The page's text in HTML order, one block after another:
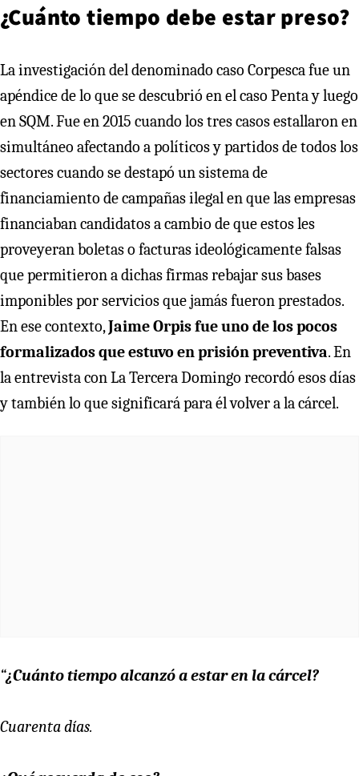
¿Cuánto tiempo debe estar preso?
La investigación del denominado caso Corpesca fue un
apéndice de lo que se descubrió en el caso Penta y luego
en SQM. Fue en 2015 cuando los tres casos estallaron en
simultáneo afectando a políticos y partidos de todos los
sectores cuando se destapó un sistema de
financiamiento de campañas ilegal en que las empresas
financiaban candidatos a cambio de que estos les
proveyeran boletas o facturas ideológicamente falsas
que permitieron a dichas firmas rebajar sus bases
imponibles por servicios que jamás fueron prestados.
En ese contexto,Jaime Orpis fue uno de los pocos
formalizados que estuvo en prisión preventiva. En
la entrevista con La Tercera Domingo recordó esos días
y también lo que significará para él volver a la cárcel.
“¿Cuánto tiempo alcanzó a estar en la cárcel?
Cuarenta días.